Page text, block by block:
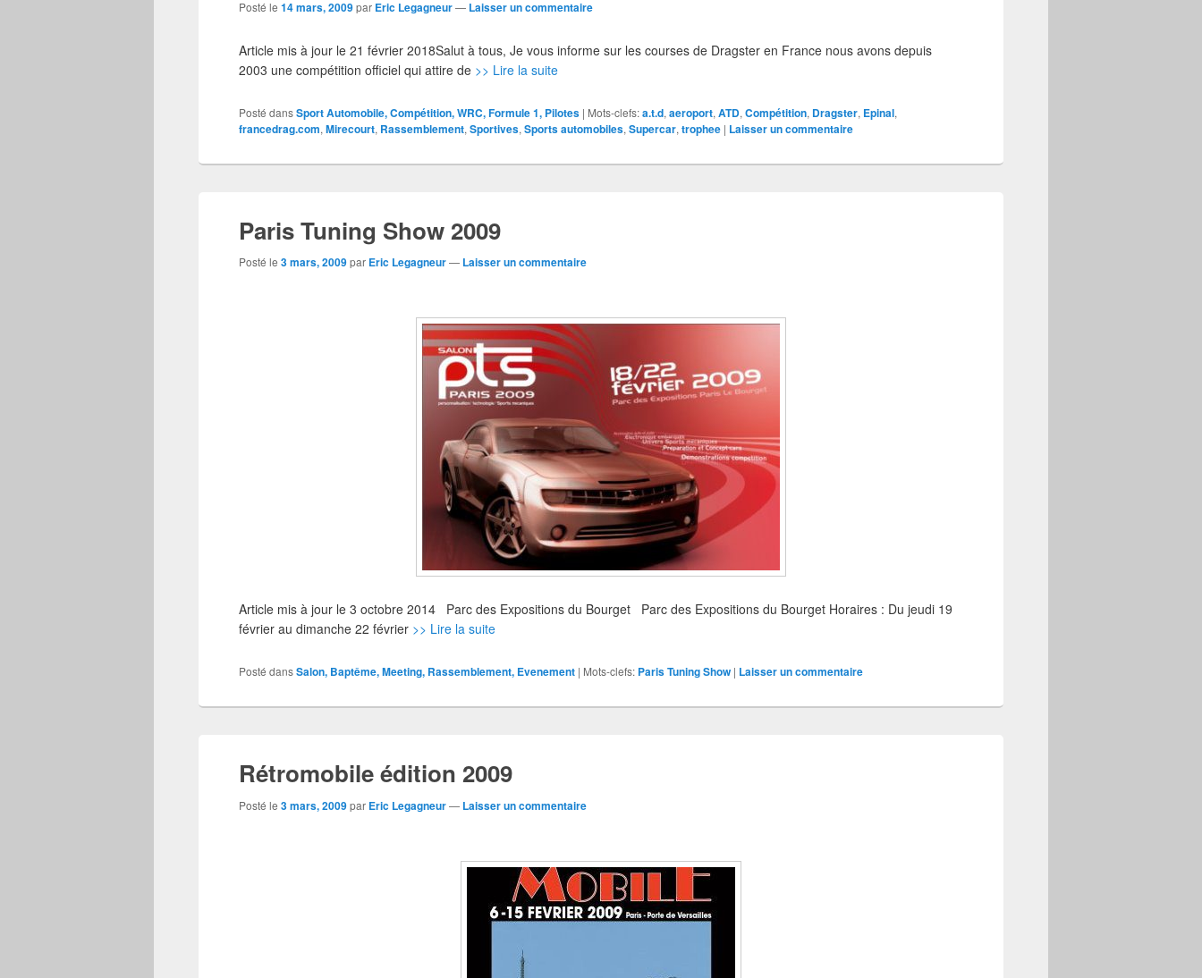
Posté le 14 mars, 2009par Eric Legagneur— Laisser un commentaire
Article mis à jour le 21 février 2018Salut à tous, Je vous informe sur les courses de Dragster en France nous avons depuis
2003 une compétition officiel qui attire de >> Lire la suite
Posté dansSport Automobile, Compétition, WRC, Formule 1, Pilotes | Mots-clefs:a.t.d, aeroport, ATD, Compétition, Dragster, Epinal,
francedrag.com, Mirecourt, Rassemblement, Sportives, Sports automobiles, Supercar, trophee | Laisser un commentaire
Paris Tuning Show 2009
Posté le 3 mars, 2009par Eric Legagneur— Laisser un commentaire
Article mis à jour le 3 octobre 2014 Parc des Expositions du Bourget Parc des Expositions du Bourget Horaires : Du jeudi 19
février au dimanche 22 février >> Lire la suite
Posté dansSalon, Baptême, Meeting, Rassemblement, Evenement | Mots-clefs: Paris Tuning Show | Laisser un commentaire
Rétromobile édition 2009
Posté le 3 mars, 2009par Eric Legagneur— Laisser un commentaire